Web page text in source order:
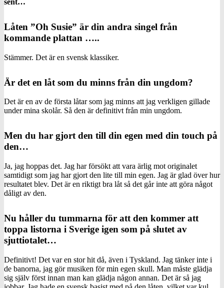
Låten ”Oh Susie” är din andra singel från
kommande plattan …..
Stämmer. Det är en svensk klassiker.
Är det en låt som du minns från din ungdom?
Det är en av de första låtar som jag minns att jag verkligen gillade
under mina skolår. Så den är definitivt från min ungdom.
Men du har gjort den till din egen med din touch på
den…
Ja, jag hoppas det. Jag har försökt att vara ärlig mot originalet
samtidigt som jag har gjort den lite till min egen. Jag är glad över hur
resultatet blev. Det är en riktigt bra låt så det går inte att göra något
dåligt av den.
Nu håller du tummarna för att den kommer att
toppa listorna i Sverige igen som på slutet av
sjuttiotalet…
Definitivt! Det var en stor hit då, även i Tyskland. Jag tänker inte i
de banorna, jag gör musiken för min egen skull. Man måste glädja
sig själv först innan man kan glädja någon annan. Det är så jag